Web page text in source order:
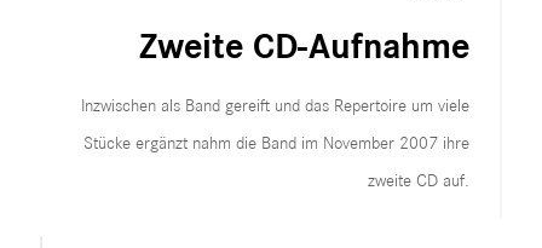
Zweite CD-Aufnahme
Inzwischen als Band gereift und das Repertoire um viele
Stücke ergänzt nahm die Band im November 2007 ihre
zweite CD auf.